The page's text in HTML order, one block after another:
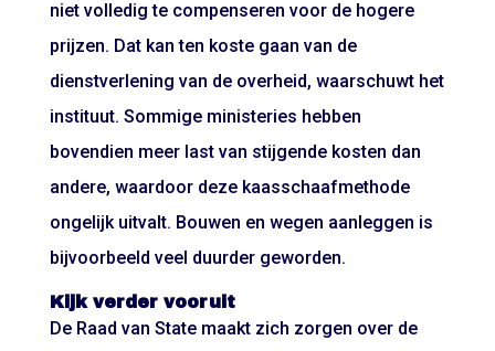
niet volledig te compenseren voor de hogere
prijzen. Dat kan ten koste gaan van de
dienstverlening van de overheid, waarschuwt het
instituut. Sommige ministeries hebben
bovendien meer last van stijgende kosten dan
andere, waardoor deze kaasschaafmethode
ongelijk uitvalt. Bouwen en wegen aanleggen is
bijvoorbeeld veel duurder geworden.
Kijk verder vooruit
De Raad van State maakt zich zorgen over de